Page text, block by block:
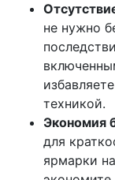
не нужно
техникой.
Экономия
для
ярмарки